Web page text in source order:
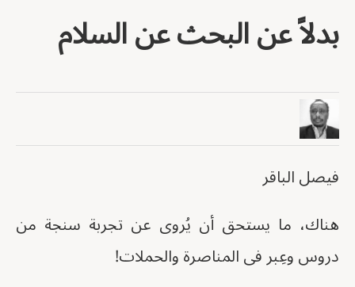
بدلاً عن البحث عن السلام
فيصل الباقر
هناك، ما يستحق أن يُروى عن تجربة سنجة من
دروس وعِبر فى المناصرة والحملات!